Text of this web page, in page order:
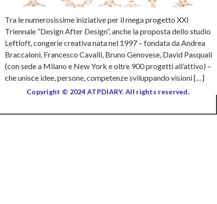
Tra le numerosissime iniziative per il mega progetto XXI
Triennale “Design After Design”, anche la proposta dello studio
Leftloft, congerie creativa nata nel 1997 – fondata da Andrea
Braccaloni, Francesco Cavalli, Bruno Genovese, David Pasquali
(con sede a Milano e New York e oltre 900 progetti all’attivo) –
che unisce idee, persone, competenze sviluppando visioni […]
Copyright © 2024 ATPDIARY. All rights reserved.